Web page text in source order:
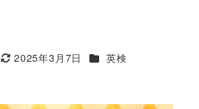
更新日
2025年3月7日 カテゴリー
英検